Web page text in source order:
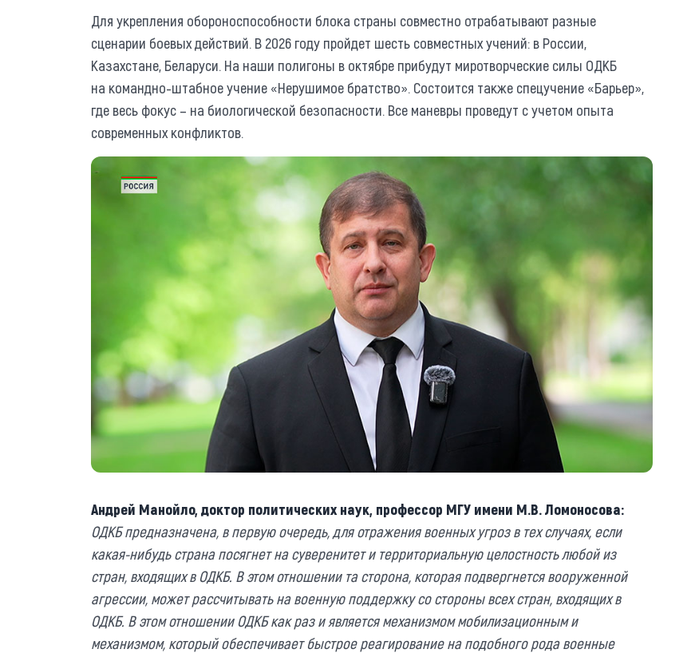
Для укрепления обороноспособности блока страны совместно отрабатывают разные
сценарии боевых действий. В 2026 году пройдет шесть совместных учений: в России,
Казахстане, Беларуси. На наши полигоны в октябре прибудут миротворческие силы ОДКБ
на командно-штабное учение «Нерушимое братство». Состоится также спецучение «Барьер»,
где весь фокус – на биологической безопасности. Все маневры проведут с учетом опыта
современных конфликтов.
Андрей Манойло, доктор политических наук, профессор МГУ имени М.В. Ломоносова:
ОДКБ предназначена, в первую очередь, для отражения военных угроз в тех случаях, если
какая-нибудь страна посягнет на суверенитет и территориальную целостность любой из
стран, входящих в ОДКБ. В этом отношении та сторона, которая подвергнется вооруженной
агрессии, может рассчитывать на военную поддержку со стороны всех стран, входящих в
ОДКБ. В этом отношении ОДКБ как раз и является механизмом мобилизационным и
механизмом, который обеспечивает быстрое реагирование на подобного рода военные